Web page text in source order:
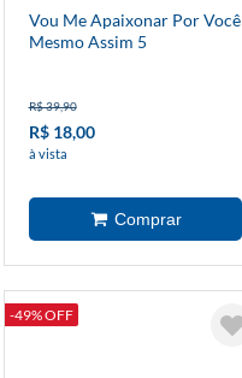
Vou Me Apaixonar Por Você
Mesmo Assim 5
R$ 39,90
R$ 18,00
à vista
-49% OFF